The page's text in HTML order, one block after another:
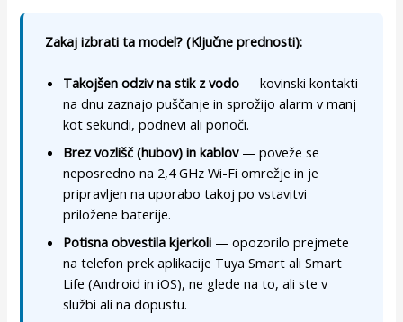
Zakaj izbrati ta model? (Ključne prednosti):
Takojšen odziv na stik z vodo — kovinski kontakti
na dnu zaznajo puščanje in sprožijo alarm v manj
kot sekundi, podnevi ali ponoči.
Brez vozlišč (hubov) in kablov— poveže se
neposredno na 2,4 GHz Wi-Fi omrežje in je
pripravljen na uporabo takoj po vstavitvi
priložene baterije.
Potisna obvestila kjerkoli — opozorilo prejmete
na telefon prek aplikacije Tuya Smart ali Smart
Life (Android in iOS), ne glede na to, ali ste v
službi ali na dopustu.